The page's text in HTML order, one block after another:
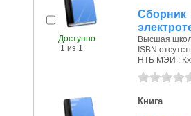
Доступно
1 из 1
Высшая
ISBN
НТБ МЭИ : Кх
Книга